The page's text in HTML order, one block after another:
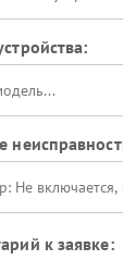
к заявке: